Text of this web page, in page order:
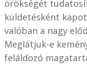
örökségét
küldetésként
valóban a nagy
Meglátjuk-e
feláldozó